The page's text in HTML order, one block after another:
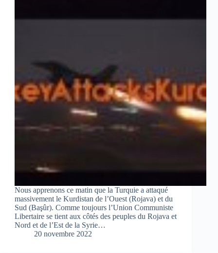
Nous apprenons ce matin que la Turquie a attaqué
massivement le Kurdistan de l’Ouest (Rojava) et du
Sud (Başûr). Comme toujours l’Union Communiste
Libertaire se tient aux côtés des peuples du Rojava et
Nord et de l’Est de la Syrie…
20 novembre 2022